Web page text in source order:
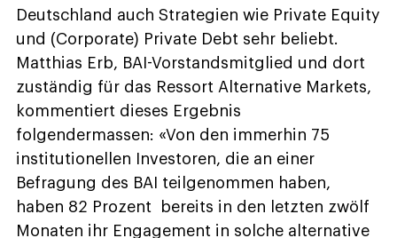
Deutschland auch Strategien wie Private Equity
und (Corporate) Private Debt sehr beliebt.
Matthias Erb, BAI-Vorstandsmitglied und dort
zuständig für das Ressort Alternative Markets,
kommentiert dieses Ergebnis
folgendermassen: «Von den immerhin 75
institutionellen Investoren, die an einer
Befragung des BAI teilgenommen haben,
haben 82 Prozent bereits in den letzten zwölf
Monaten ihr Engagement in solche alternative